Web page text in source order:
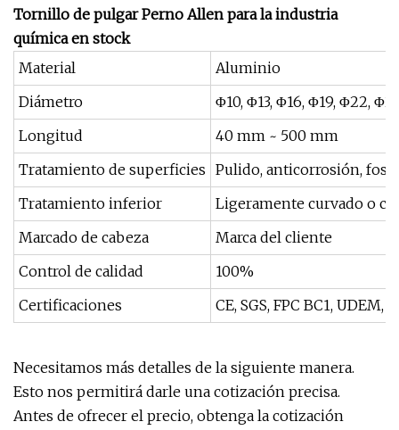
Tornillo de pulgar Perno Allen para la industria
química en stock
Material
Aluminio
Diámetro
Φ10, Φ13, Φ16, Φ19, Φ22,
Longitud
40 mm ~ 500 mm
Tratamiento de superficies Pulido, anticorrosión,
Tratamiento inferior
Ligeramente curvado o
Marcado de cabeza
Marca del cliente
Control de calidad
100%
Certificaciones
CE, SGS, FPC BC1, UDEM,
Necesitamos más detalles de la siguiente manera.
Esto nos permitirá darle una cotización precisa.
Antes de ofrecer el precio, obtenga la cotización